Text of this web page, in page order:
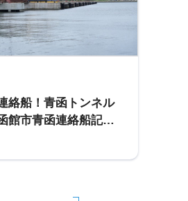
絡船！青函トンネル
館市青函連絡船記念